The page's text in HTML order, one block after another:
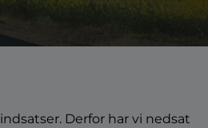
Derfor har vi nedsat